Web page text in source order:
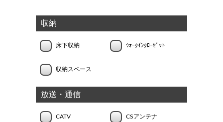
収納
床下収納 ｳｫｰｸｲﾝｸﾛｰｾﾞｯﾄ
収納スペース
放送・通信
CATV CSアンテナ